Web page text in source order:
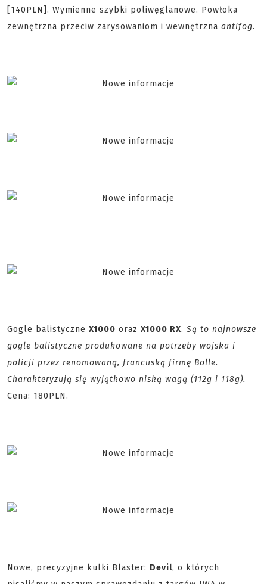
[140PLN]. Wymienne szybki poliwęglanowe. Powłoka
zewnętrzna przeciw zarysowaniom i wewnętrzna antifog.
Gogle balistyczne X1000 oraz X1000 RX. Są to najnowsze
gogle balistyczne produkowane na potrzeby wojska i
policji przez renomowaną, francuską firmę Bolle.
Charakteryzują się wyjątkowo niską wagą (112g i 118g).
Cena: 180PLN.
Nowe, precyzyjne kulki Blaster: Devil, o których